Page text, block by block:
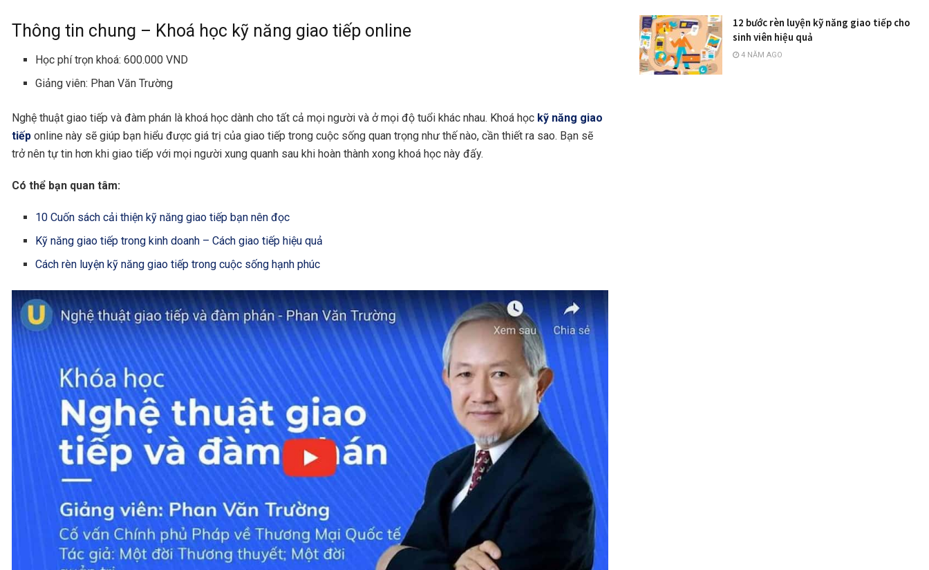
Thông tin chung – Khoá học kỹ năng giao tiếp online
Học phí trọn khoá: 600.000 VND
Giảng viên: Phan Văn Trường
Nghệ thuật giao tiếp và đàm phán là khoá học dành cho tất cả mọi người và ở mọi độ tuổi khác nhau. Khoá học kỹ năng giao
tiếp online này sẽ giúp bạn hiểu được giá trị của giao tiếp trong cuộc sống quan trọng như thế nào, cần thiết ra sao. Bạn sẽ
trở nên tự tin hơn khi giao tiếp với mọi người xung quanh sau khi hoàn thành xong khoá học này đấy.
Có thể bạn quan tâm:
10 Cuốn sách cải thiện kỹ năng giao tiếp bạn nên đọc
Kỹ năng giao tiếp trong kinh doanh – Cách giao tiếp hiệu quả
Cách rèn luyện kỹ năng giao tiếp trong cuộc sống hạnh phúc
12 bước rèn luyện kỹ năng giao tiếp cho
sinh viên hiệu quả
4 NĂM AGO